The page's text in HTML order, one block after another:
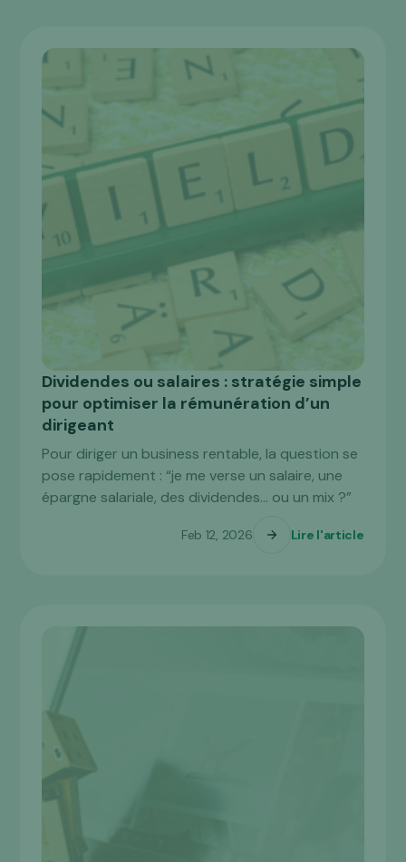
FINANCE
Dividendes ou salaires : stratégie simple
pour optimiser la rémunération d’un
dirigeant
Pour diriger un business rentable, la question se
pose rapidement : “je me verse un salaire, une
épargne salariale, des dividendes… ou un mix ?”
Feb 12, 2026 Lire l'article